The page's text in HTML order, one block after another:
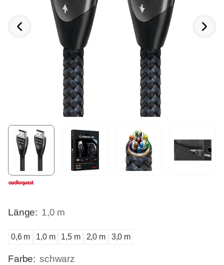
Länge: 1,0 m
0,6 m 1,0 m 1,5 m 2,0 m 3,0 m
Farbe: schwarz